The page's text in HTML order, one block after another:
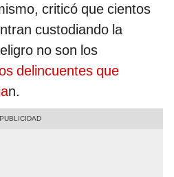
criticó que cientos
custodiando la
no son los
delincuentes que
n.